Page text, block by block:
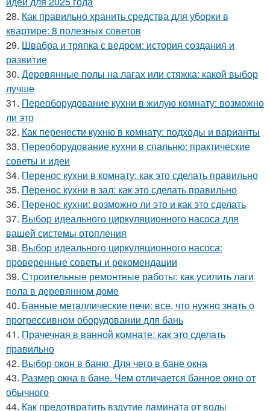
28. Как правильно хранить средства для уборки в
квартире: 8 полезных советов
29. Швабра и тряпка с ведром: история создания и
развитие
30. Деревянные полы на лагах или стяжка: какой выбор
лучше
31. Переоборудование кухни в жилую комнату: возможно
ли это
32. Как перенести кухню в комнату: подходы и варианты
33. Переоборудование кухни в спальню: практические
советы и идеи
34. Перенос кухни в комнату: как это сделать правильно
35. Перенос кухни в зал: как это сделать правильно
36. Перенос кухни: возможно ли это и как это сделать
37. Выбор идеального циркуляционного насоса для
вашей системы отопления
38. Выбор идеального циркуляционного насоса:
проверенные советы и рекомендации
39. Строительные ремонтные работы: как усилить лаги
пола в деревянном доме
40. Банные металлические печи: все, что нужно знать о
прогрессивном оборудовании для бань
41. Прачечная в ванной комнате: как это сделать
правильно
42. Выбор окон в баню. Для чего в бане окна
43. Размер окна в бане. Чем отличается банное окно от
обычного
44. Как предотвратить вздутие ламината от воды